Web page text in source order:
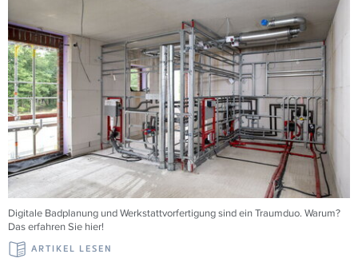
Digitale Badplanung und Werkstattvorfertigung sind ein Traumduo. Warum?
Das erfahren Sie hier!
ARTIKEL LESEN